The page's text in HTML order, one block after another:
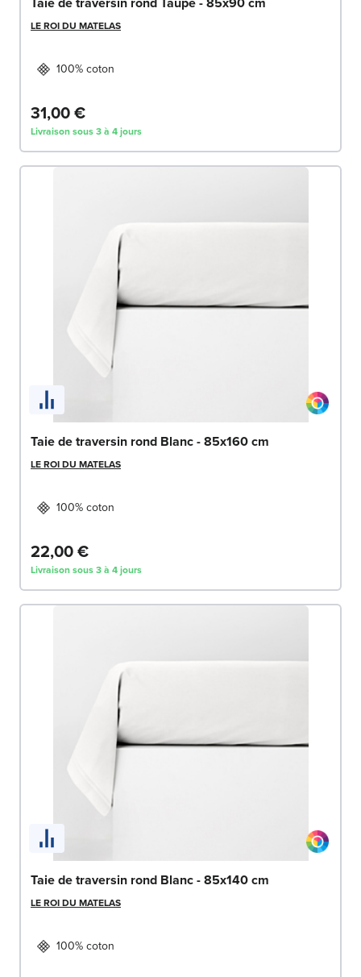
LE ROI DU MATELAS
100% coton
31,00 €
Livraison sous 3 à 4 jours
Taie de traversin rond Blanc - 85x160 cm
LE ROI DU MATELAS
100% coton
22,00 €
Livraison sous 3 à 4 jours
Taie de traversin rond Blanc - 85x140 cm
LE ROI DU MATELAS
100% coton